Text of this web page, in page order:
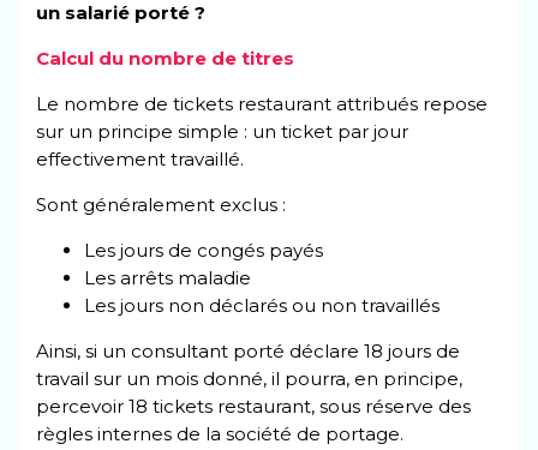
un salarié porté ?
Calcul du nombre de titres
Le nombre de tickets restaurant attribués repose
sur un principe simple : un ticket par jour
effectivement travaillé.
Sont généralement exclus :
Les jours de congés payés
Les arrêts maladie
Les jours non déclarés ou non travaillés
Ainsi, si un consultant porté déclare 18 jours de
travail sur un mois donné, il pourra, en principe,
percevoir 18 tickets restaurant, sous réserve des
règles internes de la société de portage.